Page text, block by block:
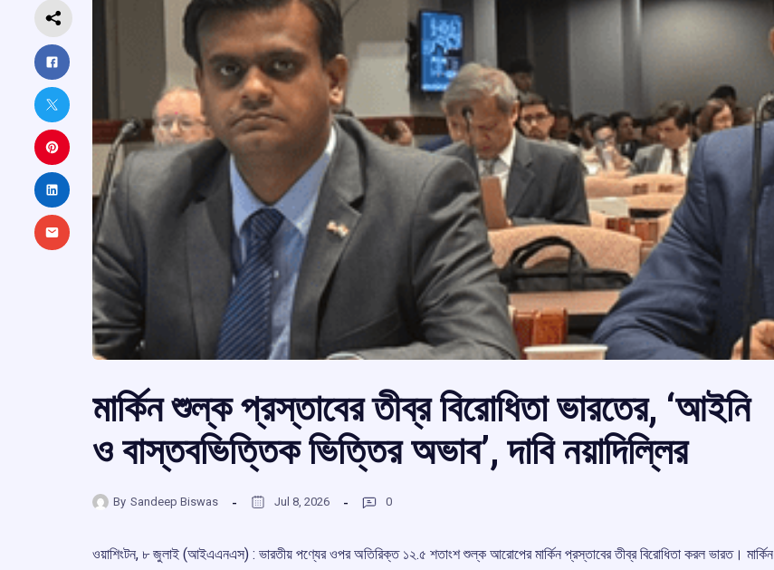
মার্কিন শুল্ক প্রস্তাবের তীব্র বিরোধিতা ভারতের, ‘আইনি
ও বাস্তবভিত্তিক ভিত্তির অভাব’, দাবি নয়াদিল্লির
By Sandeep Biswas Jul 8, 2026 0
ওয়াশিংটন, ৮ জুলাই (আইএএনএস) : ভারতীয় পণ্যের ওপর অতিরিক্ত ১২.৫ শতাংশ শুল্ক আরোপের মার্কিন প্রস্তাবের তীব্র বিরোধিতা করল ভারত। মার্কিন